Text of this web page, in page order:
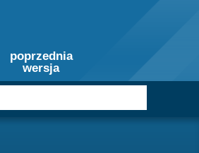
poprzednia
wersja